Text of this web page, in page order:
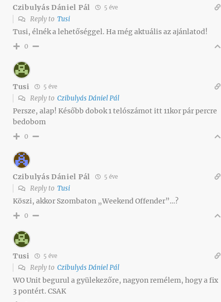
Czibulyás Dániel Pál 5 éve
Reply to Tusi
Tusi, élnék a lehetőséggel. Ha még aktuális az ajánlatod!
0
Tusi 5 éve
Reply to Czibulyás Dániel Pál
Persze, alap! Később dobok 1 telószámot itt 11kor pár percre
bedobom
0
Czibulyás Dániel Pál 5 éve
Reply to Tusi
Köszi, akkor Szombaton „Weekend Offender”…?
0
Tusi 5 éve
Reply to Czibulyás Dániel Pál
WO Unit begurul a gyülekezőre, nagyon remélem, hogy a fix
3 pontért. CSAK